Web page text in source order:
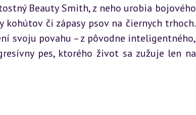
Beauty Smith, z neho urobia bojového
kohútov či zápasy psov na čiernych trhoch.
svoju povahu – z pôvodne inteligentného,
pes, ktorého život sa zužuje len na